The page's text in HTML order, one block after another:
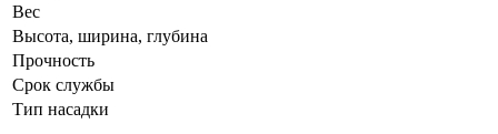
Вес
Высота, ширина, глубина
Прочность
Срок службы
Тип насадки